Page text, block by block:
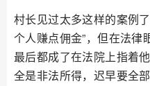
村长见过太多这样的案例
个人赚点佣金”，但在法律
最后都成了在法院上指着
全是非法所得，迟早要全部